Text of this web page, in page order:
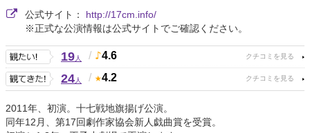
公式サイト： http://17cm.info/
※正式な公演情報は公式サイトでご確認ください。
19人 / 4.6
24人 / 4.2
2011年、初演。十七戦地旗揚げ公演。
同年12月、第17回劇作家協会新人戯曲賞を受賞。